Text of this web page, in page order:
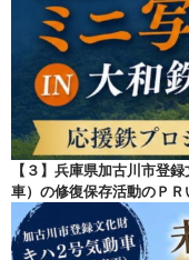
【３】兵庫県加古川市登
車）の修復保存活動のＰＲ